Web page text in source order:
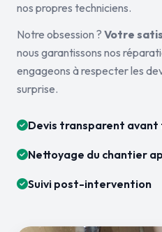
nos propres techniciens.
Notre obsession ? Votre
nous garantissons nos
engageons à respecter les
surprise.
Devis transparent avant
Nettoyage du chantier
Suivi post-intervention